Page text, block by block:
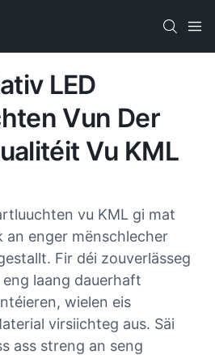
LED
Vun Der
Vu KML
vu KML gi mat
an enger mënschlecher
Fir déi zouverlässeg
laang dauerhaft
wielen eis
virsiichteg aus. Säi
ass streng an seng